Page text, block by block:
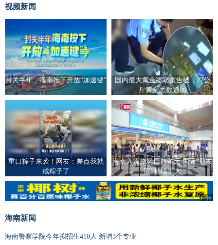
视频新闻
封关半年，海南按下开放“加速键”
国内最大黄金盗窃案告破，27公
斤黄金悉数追回
重口粽子来袭！网友：差点我就
戒粽子了
海南入境旅客日趋多元 国际“朋友
圈”持续扩大
广告
海南新闻
海南警察学院今年拟招生410人 新增3个专业